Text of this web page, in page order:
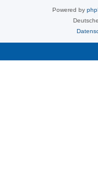
Powered by